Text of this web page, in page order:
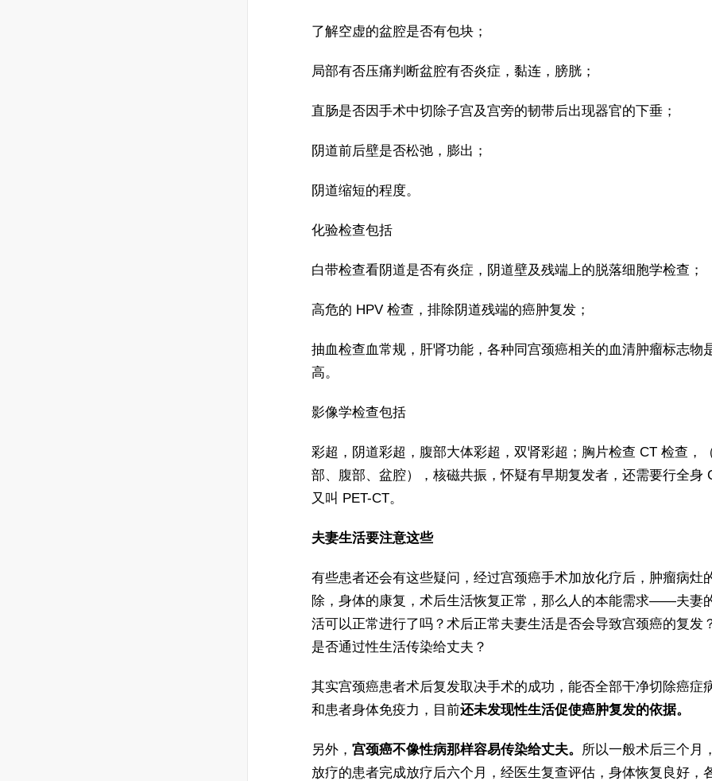
了解空虚的盆腔是否有包块；
局部有否压痛判断盆腔有否炎症，黏连，膀胱；
直肠是否因手术中切除子宫及宫旁的韧带后出现器官的下垂；
阴道前后壁是否松弛，膨出；
阴道缩短的程度。
化验检查包括
白带检查看阴道是否有炎症，阴道壁及残端上的脱落细胞学检查；
高危的 HPV 检查，排除阴道残端的癌肿复发；
抽血检查血常规，肝肾功能，各种同宫颈癌相关的血清肿瘤标志物
高。
影像学检查包括
彩超，阴道彩超，腹部大体彩超，双肾彩超；胸片检查 CT 检查，
部、腹部、盆腔），核磁共振，怀疑有早期复发者，还需要行全身
又叫 PET-CT。
夫妻生活要注意这些
有些患者还会有这些疑问，经过宫颈癌手术加放化疗后，肿瘤病灶
除，身体的康复，术后生活恢复正常，那么人的本能需求——夫妻
活可以正常进行了吗？术后正常夫妻生活是否会导致宫颈癌的复发
是否通过性生活传染给丈夫？
其实宫颈癌患者术后复发取决手术的成功，能否全部干净切除癌症
和患者身体免疫力，目前还未发现性生活促使癌肿复发的依据。
另外， 宫颈癌不像性病那样容易传染给丈夫。 所以一般术后三个月
放疗的患者完成放疗后六个月，经医生复查评估，身体恢复良好，